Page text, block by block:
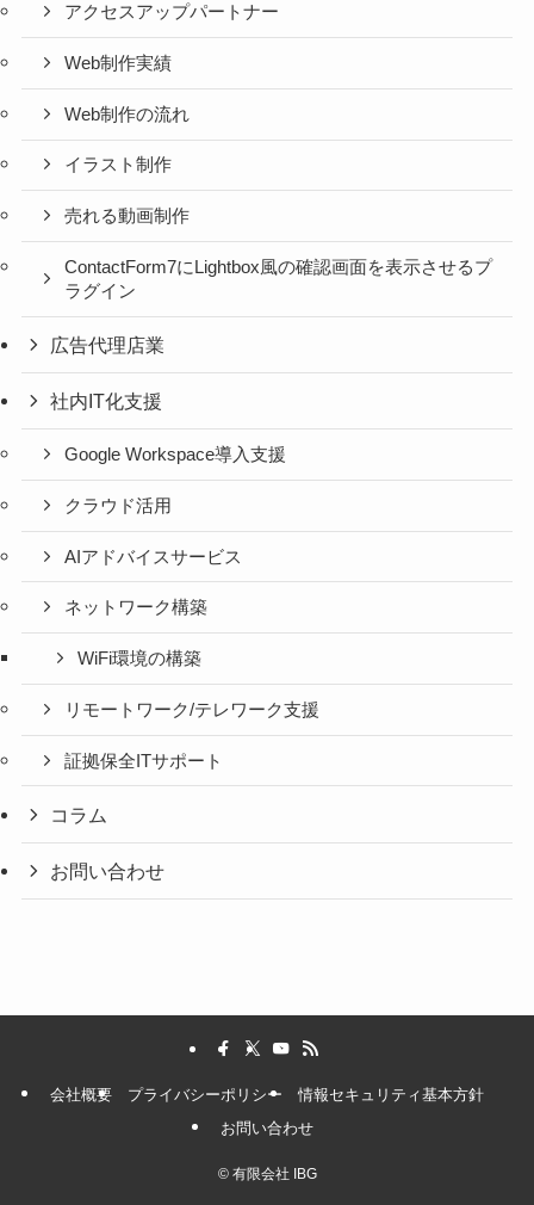
アクセスアップパートナー
Web制作実績
Web制作の流れ
イラスト制作
売れる動画制作
ContactForm7にLightbox風の確認画面を表示させるプ
ラグイン
広告代理店業
社内IT化支援
Google Workspace導入支援
クラウド活用
AIアドバイスサービス
ネットワーク構築
WiFi環境の構築
リモートワーク/テレワーク支援
証拠保全ITサポート
コラム
お問い合わせ
会社概要 プライバシーポリシー
情報セキュリティ基本方針
お問い合わせ
©有限会社 IBG